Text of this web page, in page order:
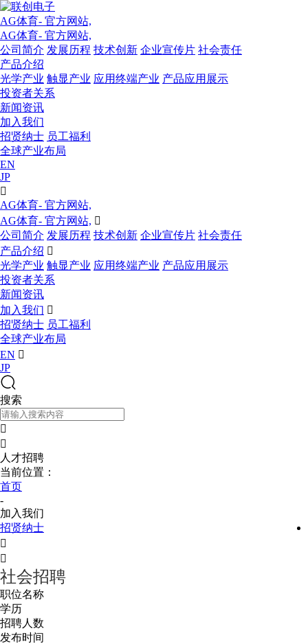
AG体育- 官方网站,
AG体育- 官方网站,
公司简介 发展历程 技术创新 企业宣传片 社会责任
产品介绍
光学产业 触显产业 应用终端产业 产品应用展示
投资者关系
新闻资讯
加入我们
招贤纳士 员工福利
全球产业布局
EN
JP

AG体育- 官方网站,
AG体育- 官方网站, 
公司简介 发展历程 技术创新 企业宣传片 社会责任
产品介绍 
光学产业 触显产业 应用终端产业 产品应用展示
投资者关系
新闻资讯
加入我们 
招贤纳士 员工福利
全球产业布局
EN 
JP
搜索


人才招聘
当前位置：
首页
-
加入我们
招贤纳士


社会招聘
职位名称
学历
招聘人数
发布时间